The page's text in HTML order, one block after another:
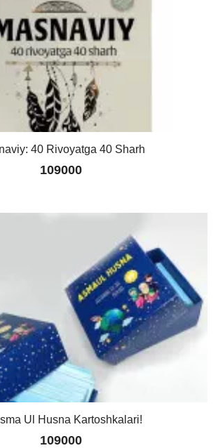
40 Rivoyatga 40 Sharh
109000
Ul Husna Kartoshkalari!
109000